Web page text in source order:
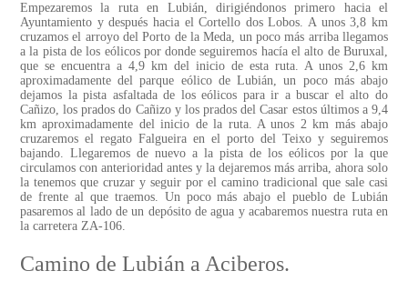
Empezaremos la ruta en Lubián, dirigiéndonos primero hacia el
Ayuntamiento y después hacia el Cortello dos Lobos. A unos 3,8 km
cruzamos el arroyo del Porto de la Meda, un poco más arriba llegamos
a la pista de los eólicos por donde seguiremos hacía el alto de Buruxal,
que se encuentra a 4,9 km del inicio de esta ruta. A unos 2,6 km
aproximadamente del parque eólico de Lubián, un poco más abajo
dejamos la pista asfaltada de los eólicos para ir a buscar el alto do
Cañizo, los prados do Cañizo y los prados del Casar estos últimos a 9,4
km aproximadamente del inicio de la ruta. A unos 2 km más abajo
cruzaremos el regato Falgueira en el porto del Teixo y seguiremos
bajando. Llegaremos de nuevo a la pista de los eólicos por la que
circulamos con anterioridad antes y la dejaremos más arriba, ahora solo
la tenemos que cruzar y seguir por el camino tradicional que sale casi
de frente al que traemos. Un poco más abajo el pueblo de Lubián
pasaremos al lado de un depósito de agua y acabaremos nuestra ruta en
la carretera ZA-106.
Camino de Lubián a Aciberos.